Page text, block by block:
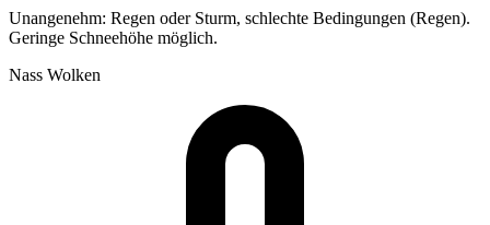
Unangenehm: Regen oder Sturm, schlechte Bedingungen (Regen).
Geringe Schneehöhe möglich.
Nass Wolken